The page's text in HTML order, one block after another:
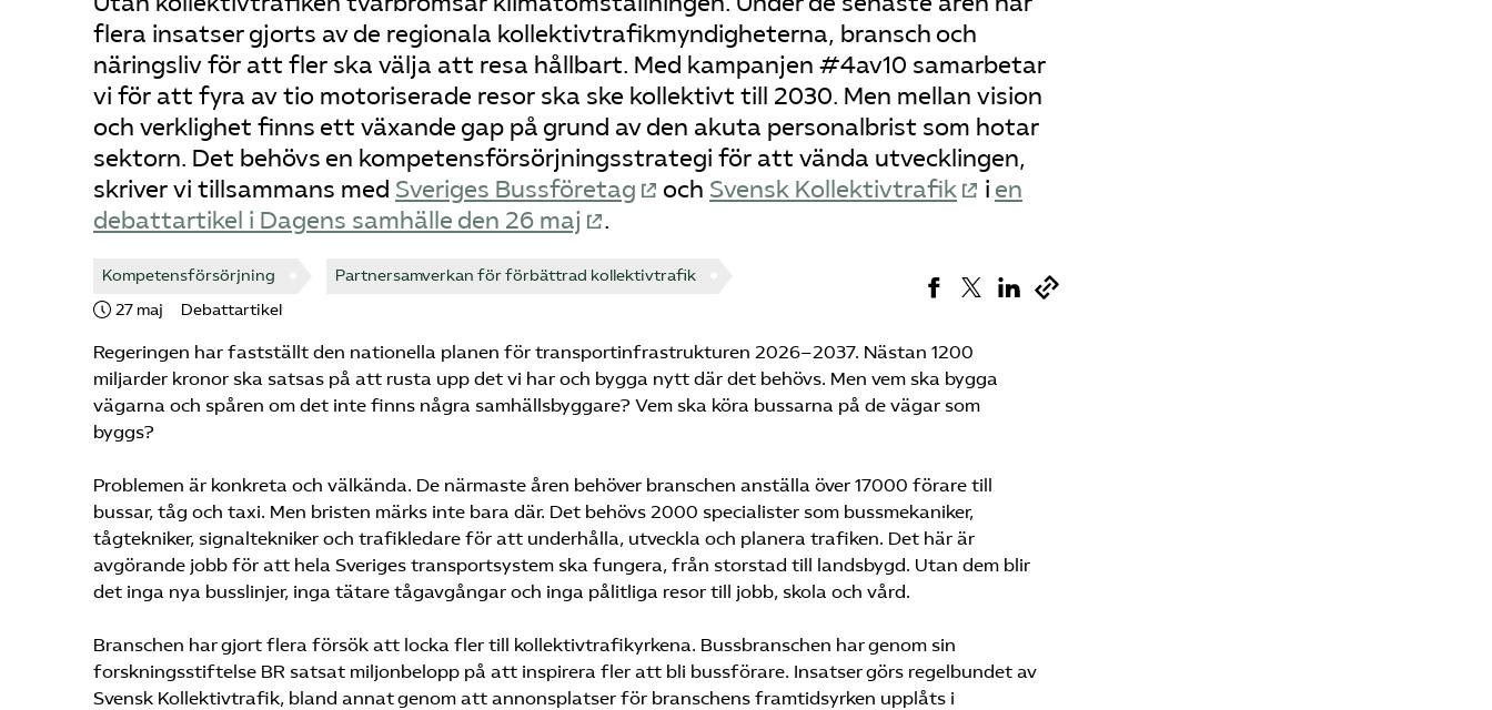
flera insatser gjorts av de regionala kollektivtrafikmyndigheterna, bransch och
näringsliv för att fler ska välja att resa hållbart. Med kampanjen #4av10 samarbetar
vi för att fyra av tio motoriserade resor ska ske kollektivt till 2030. Men mellan vision
och verklighet finns ett växande gap på grund av den akuta personalbrist som hotar
sektorn. Det behövs en kompetensförsörjningsstrategi för att vända utvecklingen,
skriver vi tillsammans med Sveriges Bussföretag och Svensk Kollektivtrafik i en
debattartikel i Dagens samhälle den 26 maj
.
Kompetensförsörjning
Partnersamverkan för förbättrad kollektivtrafik
27 maj
Debattartikel
Regeringen har fastställt den nationella planen för transportinfrastrukturen 2026–2037. Nästan 1200
miljarder kronor ska satsas på att rusta upp det vi har och bygga nytt där det behövs. Men vem ska bygga
vägarna och spåren om det inte finns några samhällsbyggare? Vem ska köra bussarna på de vägar som
byggs?
Problemen är konkreta och välkända. De närmaste åren behöver branschen anställa över 17000 förare till
bussar, tåg och taxi. Men bristen märks inte bara där. Det behövs 2000 specialister som bussmekaniker,
tågtekniker, signaltekniker och trafikledare för att underhålla, utveckla och planera trafiken. Det här är
avgörande jobb för att hela Sveriges transportsystem ska fungera, från storstad till landsbygd. Utan dem blir
det inga nya busslinjer, inga tätare tågavgångar och inga pålitliga resor till jobb, skola och vård.
Branschen har gjort flera försök att locka fler till kollektivtrafikyrkena. Bussbranschen har genom sin
forskningsstiftelse BR satsat miljonbelopp på att inspirera fler att bli bussförare. Insatser görs regelbundet av
Svensk Kollektivtrafik, bland annat genom att annonsplatser för branschens framtidsyrken upplåts i